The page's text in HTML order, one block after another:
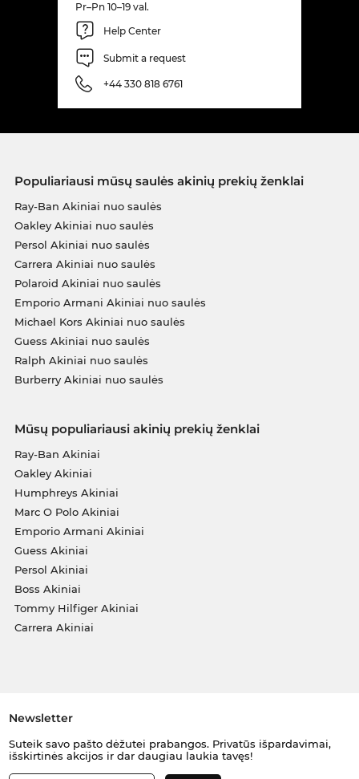
Pr–Pn 10–19 val.
Help Center
Submit a request
+44 330 818 6761
Populiariausi mūsų saulės akinių prekių ženklai
Ray-Ban Akiniai nuo saulės
Oakley Akiniai nuo saulės
Persol Akiniai nuo saulės
Carrera Akiniai nuo saulės
Polaroid Akiniai nuo saulės
Emporio Armani Akiniai nuo saulės
Michael Kors Akiniai nuo saulės
Guess Akiniai nuo saulės
Ralph Akiniai nuo saulės
Burberry Akiniai nuo saulės
Mūsų populiariausi akinių prekių ženklai
Ray-Ban Akiniai
Oakley Akiniai
Humphreys Akiniai
Marc O Polo Akiniai
Emporio Armani Akiniai
Guess Akiniai
Persol Akiniai
Boss Akiniai
Tommy Hilfiger Akiniai
Carrera Akiniai
Newsletter
Suteik savo pašto dėžutei prabangos. Privatūs išpardavimai,
išskirtinės akcijos ir dar daugiau laukia tavęs!